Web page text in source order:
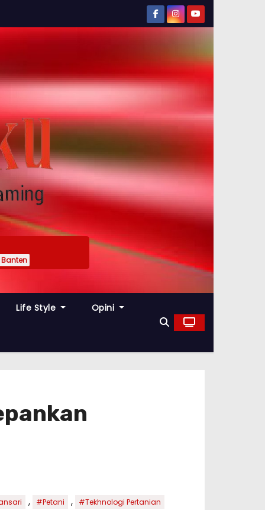
Banten
Life Style Opini
, #Petani , #Tekhnologi Pertanian